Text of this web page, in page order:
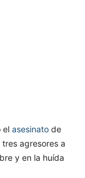
el asesinato de
agresores a
y en la huída